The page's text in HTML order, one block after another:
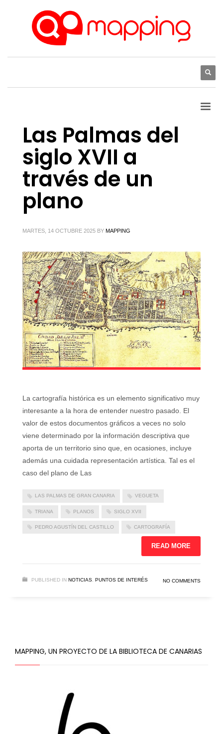
Las Palmas del
siglo XVII a
través de un
plano
MARTES, 14 OCTUBRE 2025 BY MAPPING
La cartografía histórica es un elemento significativo muy
interesante a la hora de entender nuestro pasado. El
valor de estos documentos gráficos a veces no solo
viene determinado por la información descriptiva que
aporta de un territorio sino que, en ocasiones, incluye
además una cuidada representación artística. Tal es el
caso del plano de Las
LAS PALMAS DE GRAN CANARIA VEGUETA
TRIANA PLANOS SIGLO XVII
PEDRO AGUSTÍN DEL CASTILLO CARTOGRAFÍA
READ MORE
PUBLISHED IN NOTICIAS, PUNTOS DE INTERÉS NO COMMENTS
MAPPING, UN PROYECTO DE LA BIBLIOTECA DE CANARIAS